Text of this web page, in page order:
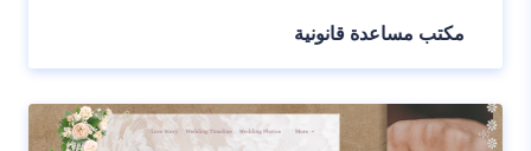
مكتب مساعدة قانونية